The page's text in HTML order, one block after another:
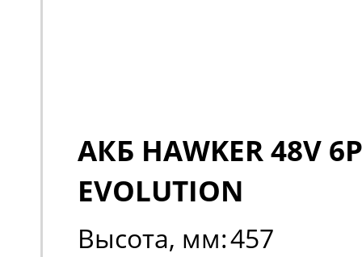
АКБ HAWKER 48V
EVOLUTION
Высота, мм:457